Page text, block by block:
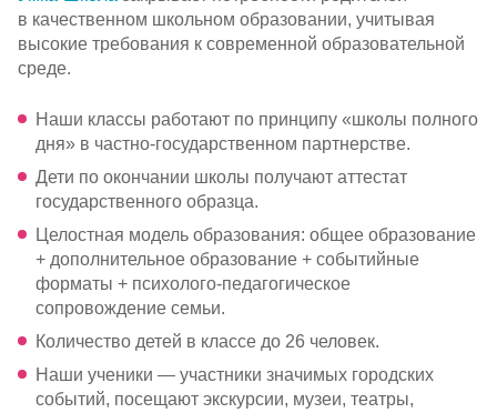
в качественном школьном образовании, учитывая
высокие требования к современной образовательной
среде.
Наши классы работают по принципу «школы полного
дня» в частно-государственном партнерстве.
Дети по окончании школы получают аттестат
государственного образца.
Целостная модель образования: общее образование
+ дополнительное образование + событийные
форматы + психолого-педагогическое
сопровождение семьи.
Количество детей в классе до 26 человек.
Наши ученики — участники значимых городских
событий, посещают экскурсии, музеи, театры,